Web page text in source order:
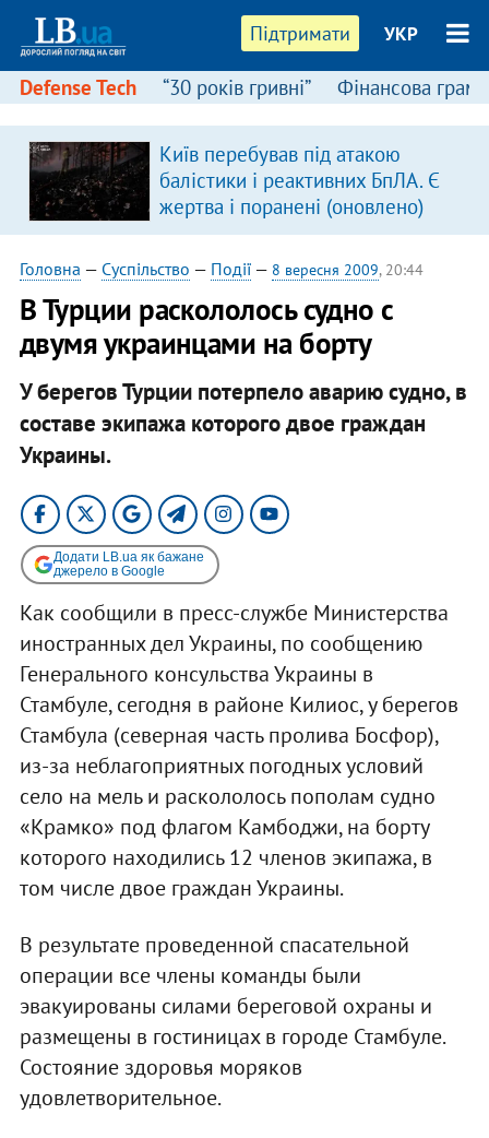
Підтримати УКР
Defense Tech “30 років гривні” Фінансова
Київ перебував під атакою
балістики і реактивних БпЛА. Є
жертва і поранені (оновлено)
Головна — Суспільство — Події— 8 вересня 2009, 20:44
В Турции раскололось судно с
двумя украинцами на борту
У берегов Турции потерпело аварию судно, в
составе экипажа которого двое граждан
Украины.
Додати LB.ua як бажане
джерело в Google
Как сообщили в пресс-службе Министерства
иностранных дел Украины, по сообщению
Генерального консульства Украины в
Стамбуле, сегодня в районе Килиос, у берегов
Стамбула (северная часть пролива Босфор),
из-за неблагоприятных погодных условий
село на мель и раскололось пополам судно
«Крамко» под флагом Камбоджи, на борту
которого находились 12 членов экипажа, в
том числе двое граждан Украины.
В результате проведенной спасательной
операции все члены команды были
эвакуированы силами береговой охраны и
размещены в гостиницах в городе Стамбуле.
Состояние здоровья моряков
удовлетворительное.